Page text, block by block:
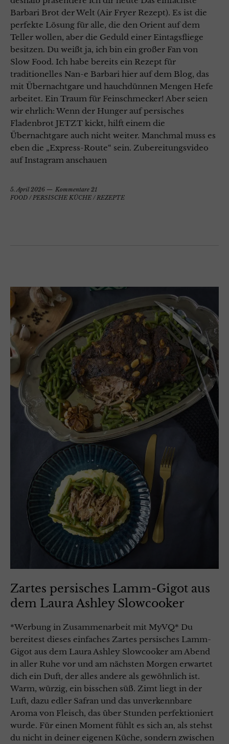
Barbari Brot der Welt (Air Fryer Rezept). Es ist die
perfekte Lösung für alle, die den Orient auf dem
Teller wollen, aber die Geduld einer Eintagsfliege
besitzen. Du weißt ja, ich bin ein großer Fan von
Slow Food. Ich habe bereits ein Rezept für
traditionelles Nan-e Barbari hier auf dem Blog, das
mit Übernachtgare und hauchdünnen Mengen Hefe
arbeitet. Ein Traum für Feinschmecker! Aber seien
wir ehrlich: Wenn der Hunger auf persisches
Fladenbrot JETZT kickt, hilft einem die
Übernachtgare auch nicht weiter. Manchmal muss es
eben die „Express-Route“ sein. Zubereitungsvideo
auf Instagram anschauen
5. April 2026
Kommentare 21
FOOD /PERSISCHE KÜCHE /REZEPTE
Zartes persisches Lamm-Gigot aus
dem Laura Ashley Slowcooker
*Werbung in Zusammenarbeit mit MyVQ* Du
bereitest dieses einfaches Zartes persisches Lamm-
Gigot aus dem Laura Ashley Slowcooker am Abend
in aller Ruhe vor und am nächsten Morgen erwartet
dich ein Duft, der alles andere als gewöhnlich ist.
Warm, würzig, ein bisschen süß. Zimt liegt in der
Luft, dazu edler Safran und das unverkennbare
Aroma von Fleisch, das über Stunden perfektioniert
wurde. Für einen Moment fühlt es sich an, als stehst
du nicht in deiner eigenen Küche, sondern zwischen